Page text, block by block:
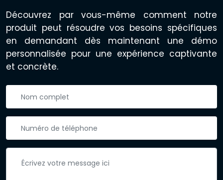
Découvrez par vous-même comment notre
produit peut résoudre vos besoins spécifiques
en demandant dès maintenant une démo
personnalisée pour une expérience captivante
et concrète.